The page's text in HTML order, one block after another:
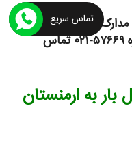
مدارک فرش قدیمی یا
زعفران با برند تجاری خود، با شماره ۵۷۶۶۹-۰۲۱ تماس
به ارمنستان
تماس سریع